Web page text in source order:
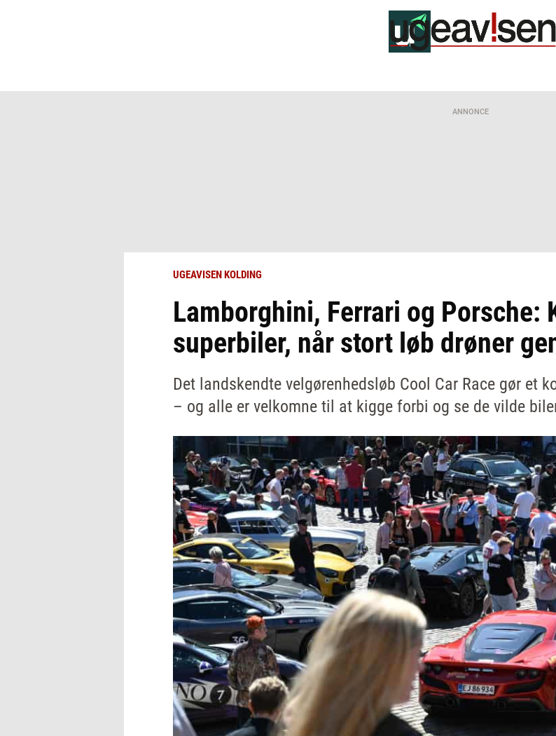
ANNONCE
UGEAVISEN KOLDING
Lamborghini, Ferrari og Porsche:
superbiler, når stort løb drøner
Det landskendte velgørenhedsløb Cool Car Race gør et
– og alle er velkomne til at kigge forbi og se de vilde